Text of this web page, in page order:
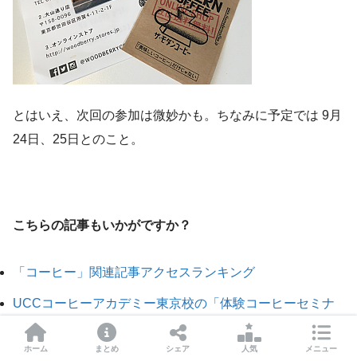
とはいえ、次回の参加は微妙かも。ちなみに予定では 9月
24日、25日とのこと。
こちらの記事もいかがですか？
「コーヒー」関連記事アクセスランキング
UCCコーヒーアカデミー東京校の「体験コーヒーセミナ
ー」に楽しく参加してきました
日本最大のスペシャルティコーヒーイベントという
ホーム まとめ シェア 人気 メニュー